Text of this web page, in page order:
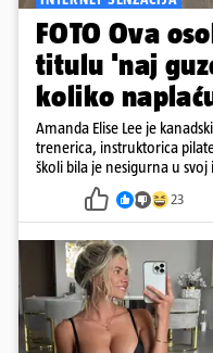
FOTO Ova
titulu 'naj
koliko
Amanda Elise Lee je
trenerica, instruktorica
školi bila je nesigurna u
Instagramu je prati više od
poznata po vježbama za
razni su mediji znali
23